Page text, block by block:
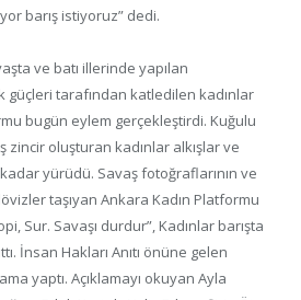
barış istiyoruz” dedi.
ve batı illerinde yapılan
tarafından katledilen kadınlar
bugün eylem gerçekleştirdi. Kuğulu
zincir oluşturan kadınlar alkışlar ve
kadar yürüdü. Savaş fotoğraflarının ve
taşıyan Ankara Kadın Platformu
Sur. Savaşı durdur”, Kadınlar barışta
İnsan Hakları Anıtı önüne gelen
yaptı. Açıklamayı okuyan Ayla